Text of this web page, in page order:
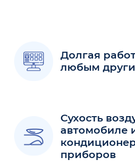
Долгая
любым
Сухость
автомобиле
приборов